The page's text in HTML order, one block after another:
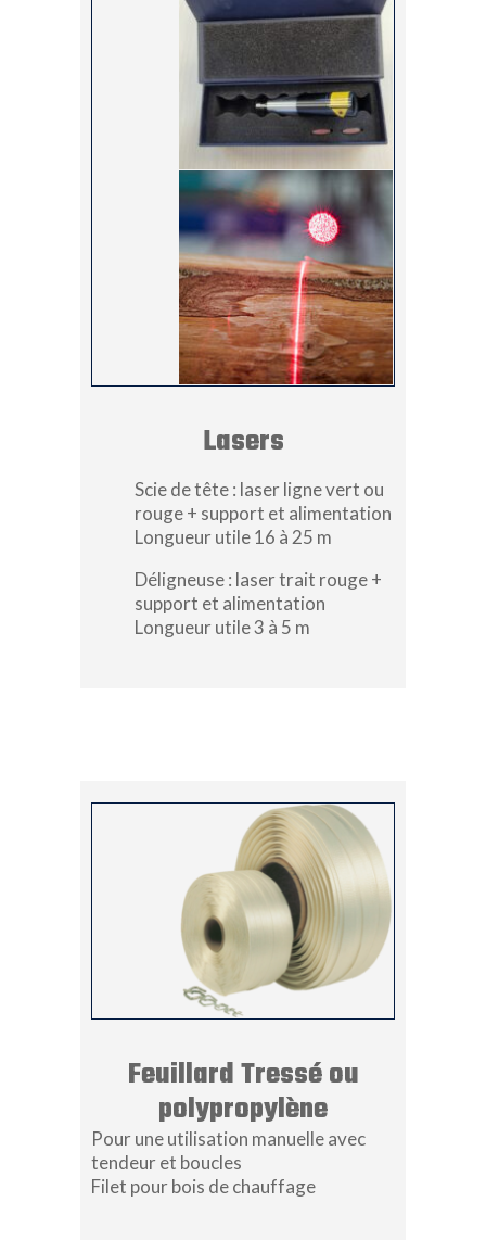
Lasers
Scie de tête : laser ligne vert ou
rouge + support et alimentation
Longueur utile 16 à 25 m
Déligneuse : laser trait rouge +
support et alimentation
Longueur utile 3 à 5 m
Feuillard Tressé ou
polypropylène
Pour une utilisation manuelle avec
tendeur et boucles
Filet pour bois de chauffage